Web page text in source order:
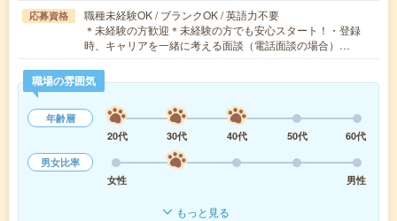
応募資格
職種未経験OK / ブランクOK / 英語力不要
＊未経験の方歓迎＊未経験の方でも安心スタート！・登録
時、キャリアを一緒に考える面談（電話面談の場合）…
職場の雰囲気
年齢層
20代
30代 40代 50代
60代
男女比率
女性
男性
もっと見る